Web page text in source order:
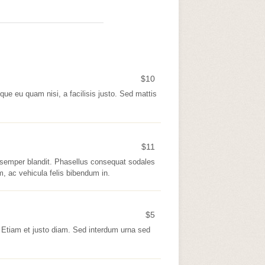
$10
eu quam nisi, a facilisis justo. Sed mattis
$11
blandit. Phasellus consequat sodales
ac vehicula felis bibendum in.
$5
et justo diam. Sed interdum urna sed